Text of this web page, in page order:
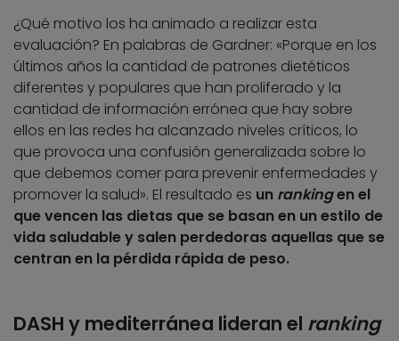
¿Qué motivo los ha animado a realizar esta
evaluación? En palabras de Gardner: «Porque en los
últimos años la cantidad de patrones dietéticos
diferentes y populares que han proliferado y la
cantidad de información errónea que hay sobre
ellos en las redes ha alcanzado niveles críticos, lo
que provoca una confusión generalizada sobre lo
que debemos comer para prevenir enfermedades y
promover la salud». El resultado es un rankingen el
que vencen las dietas que se basan en un estilo de
vida saludable y salen perdedoras aquellas que se
centran en la pérdida rápida de peso.
DASH y mediterránea lideran el ranking